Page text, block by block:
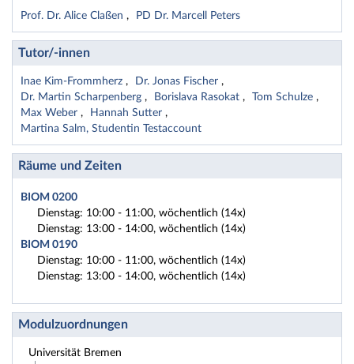
Prof. Dr. Alice Claßen PD Dr. Marcell Peters
Tutor/-innen
Inae Kim-Frommherz
Dr. Jonas Fischer
Dr. Martin Scharpenberg
Borislava Rasokat
Tom Schulze
Max Weber
Hannah Sutter
Martina Salm, Studentin Testaccount
Räume und Zeiten
BIOM 0200
Dienstag: 10:00 - 11:00, wöchentlich (14x)
Dienstag: 13:00 - 14:00, wöchentlich (14x)
BIOM 0190
Dienstag: 10:00 - 11:00, wöchentlich (14x)
Dienstag: 13:00 - 14:00, wöchentlich (14x)
Modulzuordnungen
Universität Bremen